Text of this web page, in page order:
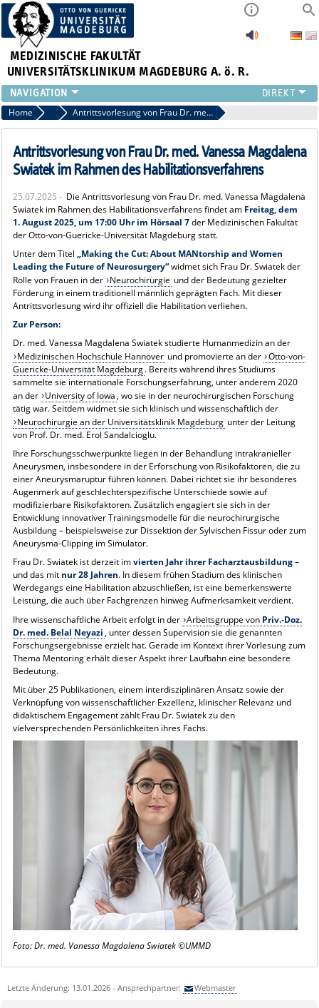
MEDIZINISCHE FAKULTÄT
UNIVERSITÄTSKLINIKUM MAGDEBURG A. ö. R.
INSTITUTE
KLINIKEN
ZENTRALE EINRICHTUNGEN
FORSCHUNG
ÜBER UNS
INTERNATIONAL
INTRANET
Home Archiv 2025 News Antrittsvorlesung von Frau Dr. med. Vanessa Magdalena Swiatek im Rahmen des Habilitationsverfahrens
Antrittsvorlesung von Frau Dr. med. Vanessa Magdalena
Swiatek im Rahmen des Habilitationsverfahrens
25.07.2025 - Die Antrittsvorlesung von Frau Dr. med. Vanessa Magdalena
Swiatek im Rahmen des Habilitationsverfahrens findet am Freitag, dem
1. August 2025, um 17:00 Uhr im Hörsaal 7der Medizinischen Fakultät
der Otto-von-Guericke-Universität Magdeburg statt.
Unter dem Titel „Making the Cut: About MANtorship and Women
Leading the Future of Neurosurgery“widmet sich Frau Dr. Swiatek der
Rolle von Frauen in der Neurochirurgie und der Bedeutung gezielter
Förderung in einem traditionell männlich geprägten Fach. Mit dieser
Antrittsvorlesung wird ihr offiziell die Habilitation verliehen.
Zur Person:
Dr. med. Vanessa Magdalena Swiatek studierte Humanmedizin an der
Medizinischen Hochschule Hannover und promovierte an der Otto-von-
Guericke-Universität Magdeburg. Bereits während ihres Studiums
sammelte sie internationale Forschungserfahrung, unter anderem 2020
an der University of Iowa, wo sie in der neurochirurgischen Forschung
tätig war. Seitdem widmet sie sich klinisch und wissenschaftlich der
Neurochirurgie an der Universitätsklinik Magdeburg unter der Leitung
von Prof. Dr. med. Erol Sandalcioglu.
Ihre Forschungsschwerpunkte liegen in der Behandlung intrakranieller
Aneurysmen, insbesondere in der Erforschung von Risikofaktoren, die zu
einer Aneurysmaruptur führen können. Dabei richtet sie ihr besonderes
Augenmerk auf geschlechterspezifische Unterschiede sowie auf
modifizierbare Risikofaktoren. Zusätzlich engagiert sie sich in der
Entwicklung innovativer Trainingsmodelle für die neurochirurgische
Ausbildung – beispielsweise zur Dissektion der Sylvischen Fissur oder zum
Aneurysma-Clipping im Simulator.
Frau Dr. Swiatek ist derzeit imvierten Jahr ihrer Facharztausbildung–
und das mit nur 28 Jahren. In diesem frühen Stadium des klinischen
Werdegangs eine Habilitation abzuschließen, ist eine bemerkenswerte
Leistung, die auch über Fachgrenzen hinweg Aufmerksamkeit verdient.
Ihre wissenschaftliche Arbeit erfolgt in der Arbeitsgruppe von Priv.-Doz.
Dr. med. Belal Neyazi, unter dessen Supervision sie die genannten
Forschungsergebnisse erzielt hat. Gerade im Kontext ihrer Vorlesung zum
Thema Mentoring erhält dieser Aspekt ihrer Laufbahn eine besondere
Bedeutung.
Mit über 25 Publikationen, einem interdisziplinären Ansatz sowie der
Verknüpfung von wissenschaftlicher Exzellenz, klinischer Relevanz und
didaktischem Engagement zählt Frau Dr. Swiatek zu den
vielversprechenden Persönlichkeiten ihres Fachs.
Foto: Dr. med. Vanessa Magdalena Swiatek ©UMMD
Letzte Änderung: 13.01.2026 - Ansprechpartner: Webmaster